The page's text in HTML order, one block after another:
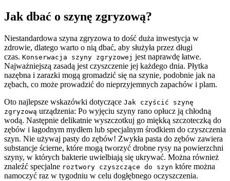
Jak dbać o szynę zgryzową?
Niestandardowa szyna zgryzowa to dość duża inwestycja w
zdrowie, dlatego warto o nią dbać, aby służyła przez długi
czas. Konserwacja szyny zgryzowej jest naprawdę łatwe.
Najważniejszą zasadą jest czyszczenie jej każdego dnia. Płytka
nazębna i zarazki mogą gromadzić się na szynie, podobnie jak na
zębach, co może prowadzić do nieprzyjemnych zapachów i plam.
Oto najlepsze wskazówki dotyczące Jak czyścić szynę
zgryzową urządzenia: Po wyjęciu szyny rano opłucz ją chłodną
wodą. Następnie delikatnie wyszczotkuj go miękką szczoteczką do
zębów i łagodnym mydłem lub specjalnym środkiem do czyszczenia
szyn. Nie używaj pasty do zębów! Zwykła pasta do zębów zawiera
substancje ścierne, które mogą tworzyć drobne rysy na powierzchni
szyny, w których bakterie uwielbiają się ukrywać. Można również
znaleźć specjalne roztwory czyszczące do szyn które można
namoczyć raz w tygodniu w celu dogłębnego oczyszczenia.